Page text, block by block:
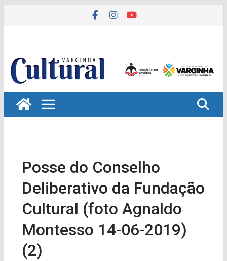
Posse do Conselho
Deliberativo da Fundação
Cultural (foto Agnaldo
Montesso 14-06-2019)
(2)